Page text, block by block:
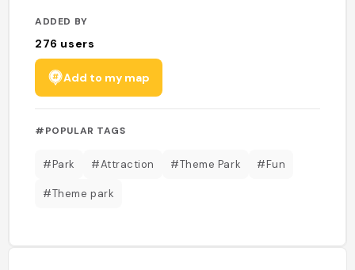
ADDED BY
276 users
Add to my map
#POPULAR TAGS
#Park #Attraction #Theme Park #Fun
#Theme park